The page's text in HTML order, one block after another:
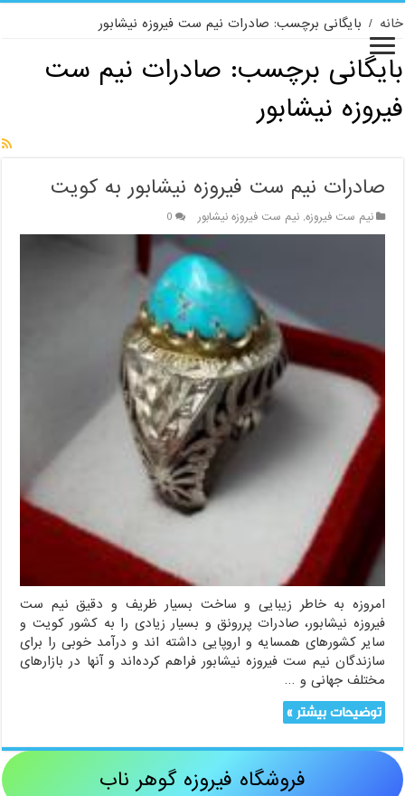
خانه / بایگانی برچسب: صادرات نیم ست فیروزه نیشابور
بایگانی برچسب: صادرات نیم ست
فیروزه نیشابور
صادرات نیم ست فیروزه نیشابور به کویت
نیم ست فیروزه,نیم ست فیروزه نیشابور 0
امروزه به خاطر زیبایی و ساخت بسیار ظریف و دقیق نیم ست
فیروزه نیشابور، صادرات پررونق و بسیار زیادی را به کشور کویت و
سایر کشورهای همسایه و اروپایی داشته اند و درآمد خوبی را برای
سازندگان نیم ست فیروزه نیشابور فراهم کرده‌اند و آنها در بازارهای
مختلف جهانی و …
توضیحات بیشتر »
فروشگاه فیروزه گوهر ناب